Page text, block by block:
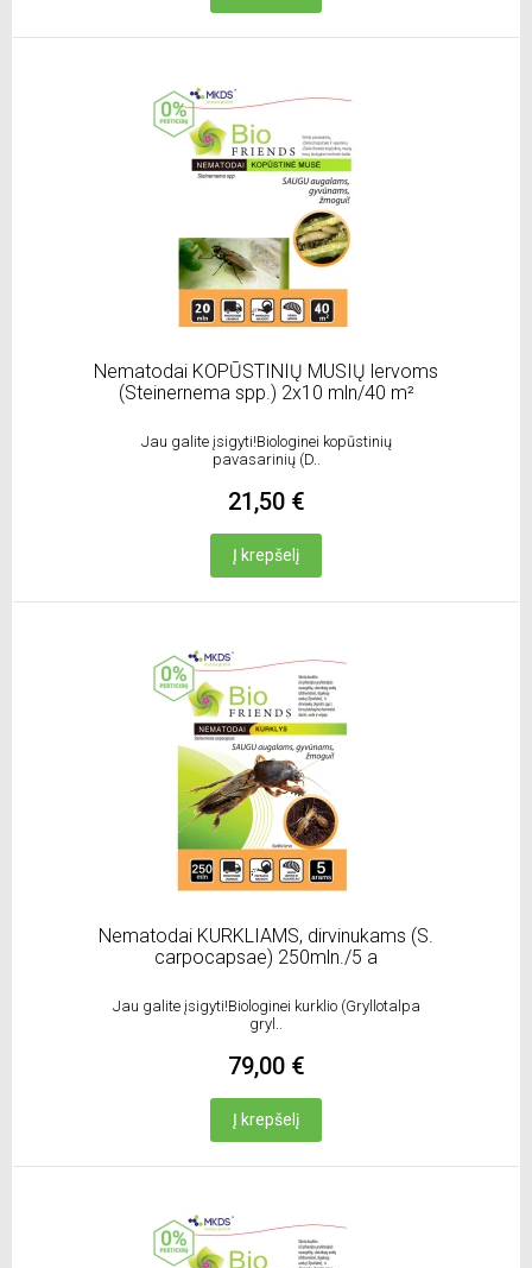
Nematodai KOPŪSTINIŲ MUSIŲ lervoms
(Steinernema spp.) 2x10 mln/40 m²
Jau galite įsigyti!Biologinei kopūstinių
pavasarinių (D..
21,50 €
Į krepšelį
Nematodai KURKLIAMS, dirvinukams (S.
carpocapsae) 250mln./5 a
Jau galite įsigyti!Biologinei kurklio (Gryllotalpa
gryl..
79,00 €
Į krepšelį